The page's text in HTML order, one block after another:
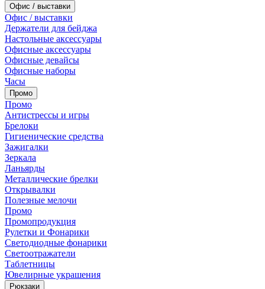
Офис / выставки
Офис / выставки
Держатели для бейджа
Настольные аксессуары
Офисные аксессуары
Офисные девайсы
Офисные наборы
Часы
Промо
Промо
Антистрессы и игры
Брелоки
Гигиенические средства
Зажигалки
Зеркала
Ланьярды
Металлические брелки
Открывалки
Полезные мелочи
Промо
Промопродукция
Рулетки и Фонарики
Светодиодные фонарики
Светоотражатели
Таблетницы
Ювелирные украшения
Рюкзаки